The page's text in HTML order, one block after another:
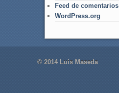
Feed de comentarios
WordPress.org
© 2014 Luis Maseda